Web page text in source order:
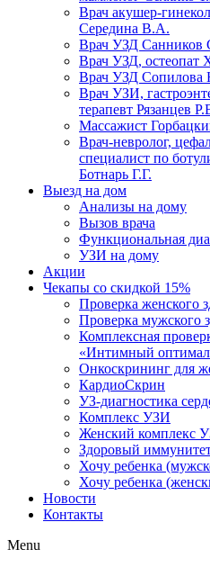
Врач акушер-
Середина В.А.
Врач УЗД Санников
Врач УЗД, остеопат
Врач УЗД Сопилова
Врач УЗИ,
терапевт Рязанцев
Массажист
Врач-невролог,
специалист по
Ботнарь Г.Г.
Выезд на дом
Анализы на дому
Вызов врача
Функциональная
УЗИ на дому
Акции
Чекапы со скидкой 15%
Проверка женского
Проверка мужского
Комплексная
«Интимный
Онкоcкрининг для
КардиоСкрин
УЗ-диагностика
Комплекс УЗИ
Женский комплекс
Здоровый
Хочу ребенка
Хочу ребенка
Новости
Контакты
Menu